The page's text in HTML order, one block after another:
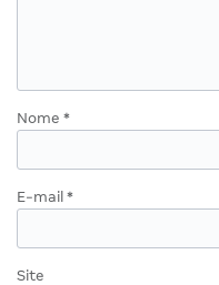
Nome *
E-mail *
Site